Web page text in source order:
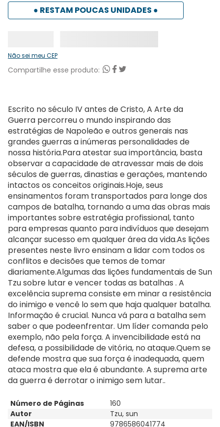
● RESTAM POUCAS UNIDADES ●
Não sei meu CEP
Escrito no século IV antes de Cristo, A Arte da
Guerra percorreu o mundo inspirando das
estratégias de Napoleão e outros generais nas
grandes guerras a inúmeras personalidades de
nossa história.Para atestar sua importância, basta
observar a capacidade de atravessar mais de dois
séculos de guerras, dinastias e gerações, mantendo
intactos os conceitos originais.Hoje, seus
ensinamentos foram transportados para longe dos
campos de batalha, tornando a uma das obras mais
importantes sobre estratégia profissional, tanto
para empresas quanto para indivíduos que desejam
alcançar sucesso em qualquer área da vida.As lições
presentes neste livro ensinam a lidar com todos os
conflitos e decisões que temos de tomar
diariamente.Algumas das lições fundamentais de Sun
Tzu sobre lutar e vencer todas as batalhas . A
excelência suprema consiste em minar a resistência
do inimigo e vencê lo sem que haja qualquer batalha.
Informação é crucial. Nunca vá para a batalha sem
saber o que podeenfrentar. Um líder comanda pelo
exemplo, não pela força. A invencibilidade está na
defesa, a possibilidade de vitória, no ataque.Quem se
defende mostra que sua força é inadequada, quem
ataca mostra que ela é abundante. A suprema arte
da guerra é derrotar o inimigo sem lutar..
Número de Páginas
160
Autor
Tzu, sun
EAN/ISBN
9786586041774